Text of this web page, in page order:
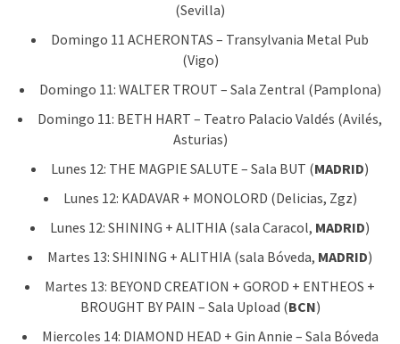
(Sevilla)
Domingo 11 ACHERONTAS – Transylvania Metal Pub
(Vigo)
Domingo 11: WALTER TROUT – Sala Zentral (Pamplona)
Domingo 11: BETH HART – Teatro Palacio Valdés (Avilés,
Asturias)
Lunes 12: THE MAGPIE SALUTE – Sala BUT (MADRID)
Lunes 12: KADAVAR + MONOLORD (Delicias, Zgz)
Lunes 12: SHINING + ALITHIA (sala Caracol, MADRID)
Martes 13: SHINING + ALITHIA (sala Bóveda, MADRID)
Martes 13: BEYOND CREATION + GOROD + ENTHEOS +
BROUGHT BY PAIN – Sala Upload (BCN)
Miercoles 14: DIAMOND HEAD + Gin Annie – Sala Bóveda